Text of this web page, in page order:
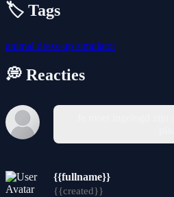
🏷️ Tags
animal dress-up simulator
💭 Reacties
{{fullname}}
{{created}}